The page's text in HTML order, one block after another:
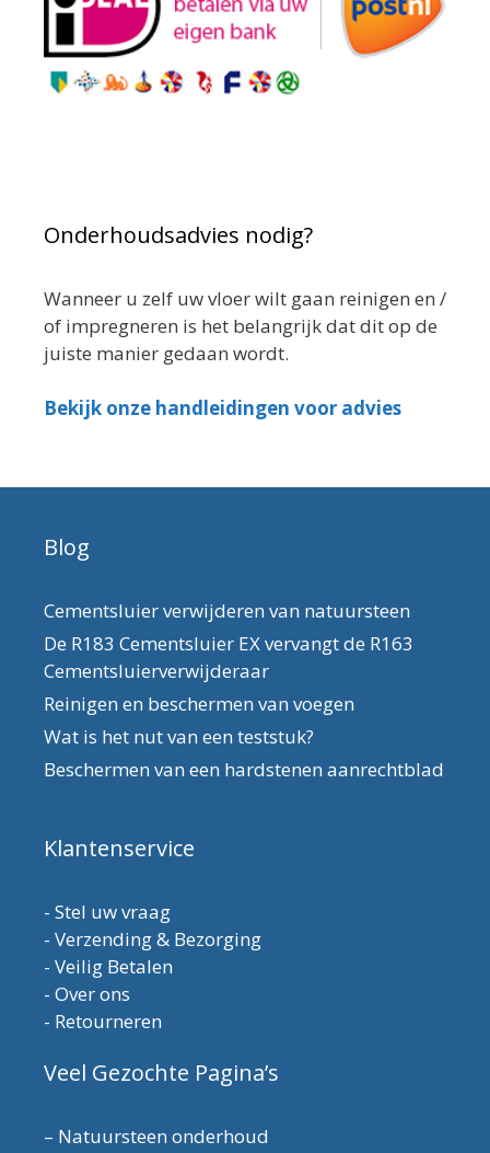
Onderhoudsadvies nodig?
Wanneer u zelf uw vloer wilt gaan reinigen en /
of impregneren is het belangrijk dat dit op de
juiste manier gedaan wordt.
Bekijk onze handleidingen voor advies
Blog
Cementsluier verwijderen van natuursteen
De R183 Cementsluier EX vervangt de R163
Cementsluierverwijderaar
Reinigen en beschermen van voegen
Wat is het nut van een teststuk?
Beschermen van een hardstenen aanrechtblad
Klantenservice
- Stel uw vraag
- Verzending & Bezorging
- Veilig Betalen
- Over ons
- Retourneren
Veel Gezochte Pagina’s
– Natuursteen onderhoud